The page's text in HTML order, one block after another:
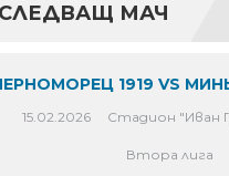
СЛЕДВАЩ МАЧ
1919 VS
15.02.2026 Стадион "Иван
Втора лига